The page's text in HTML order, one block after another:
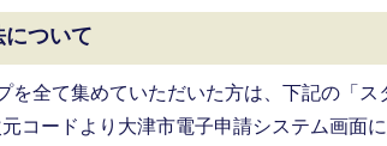
ついて
を全て集めていただいた方は、下記の「ス
コードより大津市電子申請システム画面